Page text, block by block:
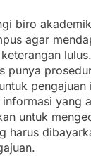
biro
agar
punya
yang
untuk
harus